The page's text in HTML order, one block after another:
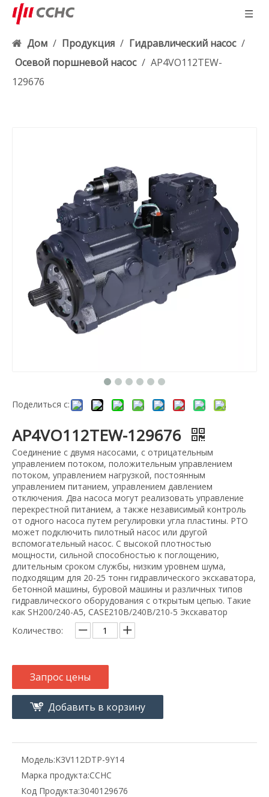
Дом / Продукция / Гидравлический насос /
Осевой поршневой насос / AP4VO112TEW-
129676
Поделиться с:
AP4VO112TEW-129676
Соединение с двумя насосами, с отрицательным
управлением потоком, положительным управлением
потоком, управлением нагрузкой, постоянным
управлением питанием, управлением давлением
отключения. Два насоса могут реализовать управление
перекрестной питанием, а также независимый контроль
от одного насоса путем регулировки угла пластины. PTO
может подключить пилотный насос или другой
вспомогательный насос. С высокой плотностью
мощности, сильной способностью к поглощению,
длительным сроком службы, низким уровнем шума,
подходящим для 20-25 тонн гидравлического экскаватора,
бетонной машины, буровой машины и различных типов
гидравлического оборудования с открытым цепью. Такие
как SH200/240-A5, CASE210B/240B/210-5 Экскаватор
Количество:
Запрос цены
Добавить в корзину
Модель:K3V112DTP-9Y14
Марка продукта:CCHC
Код Продукта:3040129676